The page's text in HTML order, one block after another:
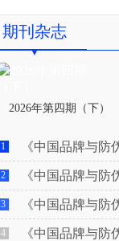
期刊杂志
2026年第四期（下）
1 《中国品牌与防
2 《中国品牌与防
3 《中国品牌与防
4 《中国品牌与防